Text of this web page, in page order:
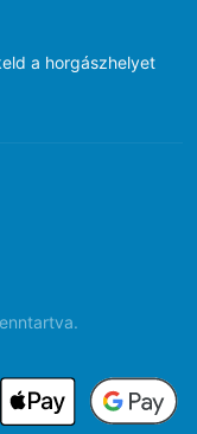
a horgászhelyet